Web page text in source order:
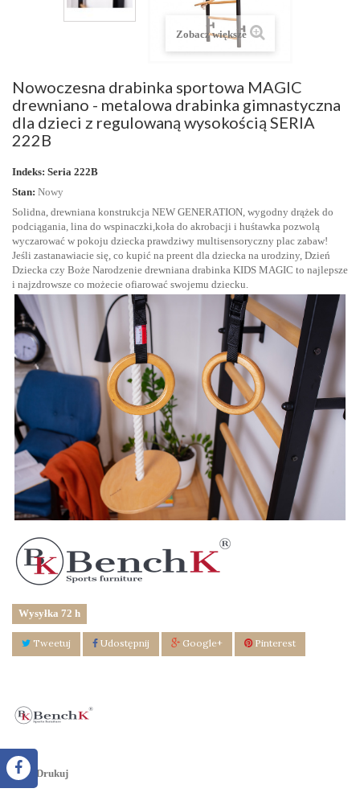
Zobacz większe
Nowoczesna drabinka sportowa MAGIC
drewniano - metalowa drabinka gimnastyczna
dla dzieci z regulowaną wysokością SERIA
222B
Indeks: Seria 222B
Stan: Nowy
Solidna, drewniana konstrukcja NEW GENERATION, wygodny drążek do
podciągania, lina do wspinaczki,koła do akrobacji i huśtawka pozwolą
wyczarować w pokoju dziecka prawdziwy multisensoryczny plac zabaw!
Jeśli zastanawiacie się, co kupić na preent dla dziecka na urodziny, Dzień
Dziecka czy Boże Narodzenie drewniana drabinka KIDS MAGIC to najlepsze
i najzdrowsze co możecie ofiarować swojemu dziecku.
Wysyłka 72 h
Tweetuj Udostępnij Google+ Pinterest
Drukuj